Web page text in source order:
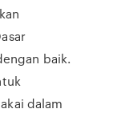
baik.
dalam